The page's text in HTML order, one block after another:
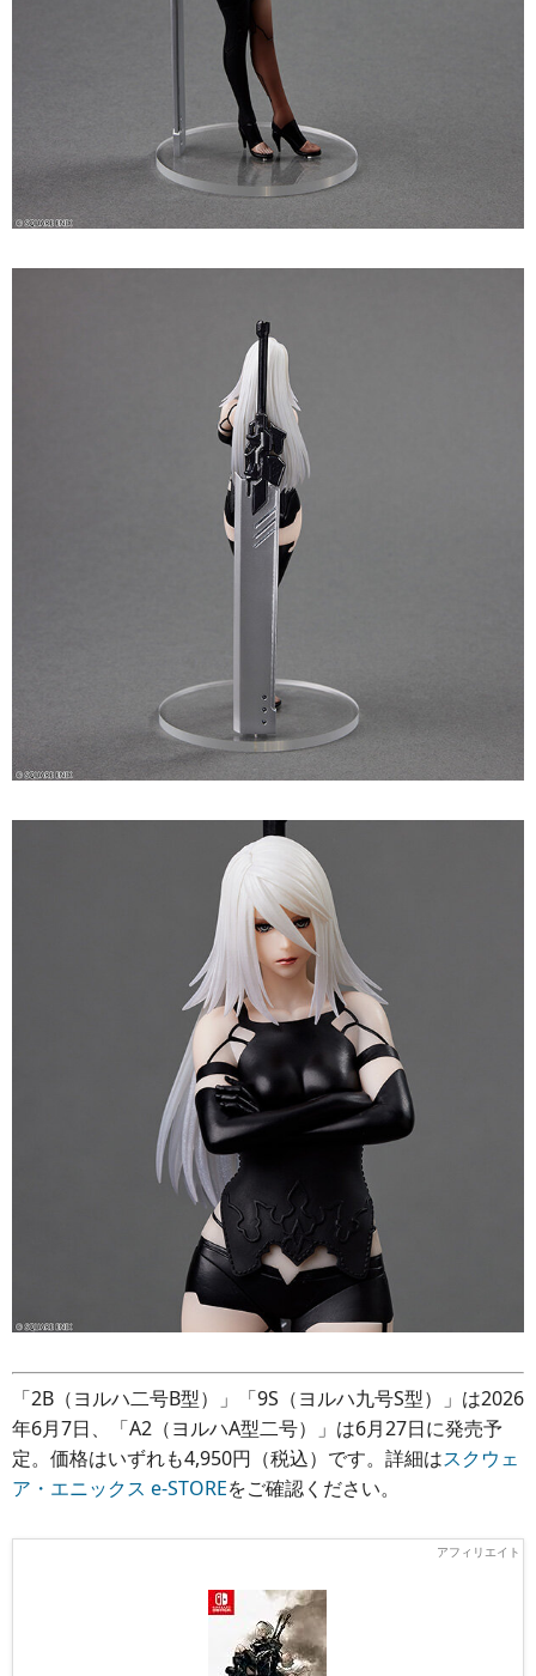
「2B（ヨルハ二号B型）」「9S（ヨルハ九号S型）」は2026
年6月7日、「A2（ヨルハA型二号）」は6月27日に発売予
定。価格はいずれも4,950円（税込）です。詳細はスクウェ
ア・エニックス e-STOREをご確認ください。